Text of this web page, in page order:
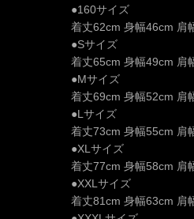
●160サイズ
着丈62cm 身幅46cm 肩
●Sサイズ
着丈65cm 身幅49cm 肩
●Mサイズ
着丈69cm 身幅52cm 肩
●Lサイズ
着丈73cm 身幅55cm 肩
●XLサイズ
着丈77cm 身幅58cm 肩
●XXLサイズ
着丈81cm 身幅63cm 肩